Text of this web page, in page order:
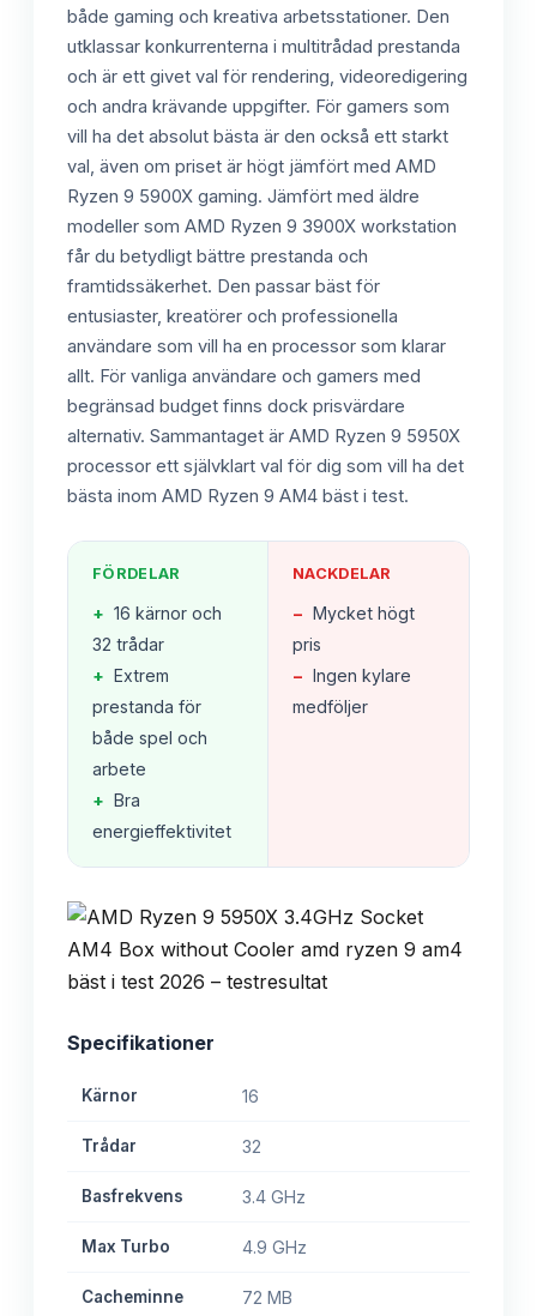
både gaming och kreativa arbetsstationer. Den
utklassar konkurrenterna i multitrådad prestanda
och är ett givet val för rendering, videoredigering
och andra krävande uppgifter. För gamers som
vill ha det absolut bästa är den också ett starkt
val, även om priset är högt jämfört med AMD
Ryzen 9 5900X gaming. Jämfört med äldre
modeller som AMD Ryzen 9 3900X workstation
får du betydligt bättre prestanda och
framtidssäkerhet. Den passar bäst för
entusiaster, kreatörer och professionella
användare som vill ha en processor som klarar
allt. För vanliga användare och gamers med
begränsad budget finns dock prisvärdare
alternativ. Sammantaget är AMD Ryzen 9 5950X
processor ett självklart val för dig som vill ha det
bästa inom AMD Ryzen 9 AM4 bäst i test.
FÖRDELAR
+ 16 kärnor och
32 trådar
+ Extrem
prestanda för
både spel och
arbete
+ Bra
energieffektivitet
NACKDELAR
− Mycket högt
pris
− Ingen kylare
medföljer
Specifikationer
Kärnor 16
Trådar 32
Basfrekvens 3.4 GHz
Max Turbo 4.9 GHz
Cacheminne 72 MB